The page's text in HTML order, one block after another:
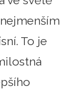
To je